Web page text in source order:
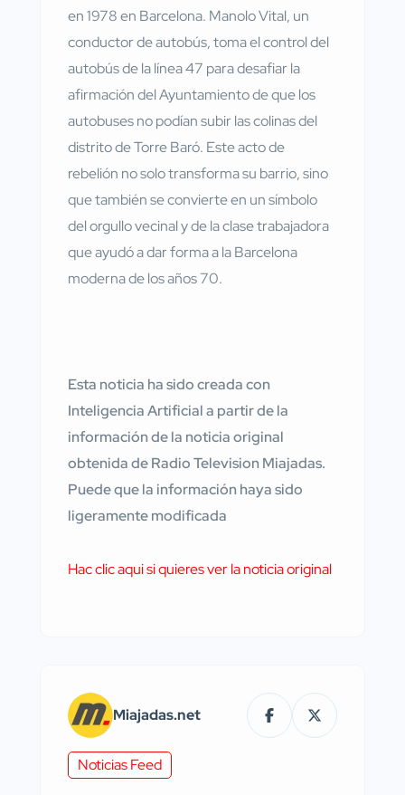
en 1978 en Barcelona. Manolo Vital, un
conductor de autobús, toma el control del
autobús de la línea 47 para desafiar la
afirmación del Ayuntamiento de que los
autobuses no podían subir las colinas del
distrito de Torre Baró. Este acto de
rebelión no solo transforma su barrio, sino
que también se convierte en un símbolo
del orgullo vecinal y de la clase trabajadora
que ayudó a dar forma a la Barcelona
moderna de los años 70.
Esta noticia ha sido creada con
Inteligencia Artificial a partir de la
información de la noticia original
obtenida de Radio Television Miajadas.
Puede que la información haya sido
ligeramente modificada
Hac clic aqui si quieres ver la noticia original
Miajadas.net
Noticias Feed